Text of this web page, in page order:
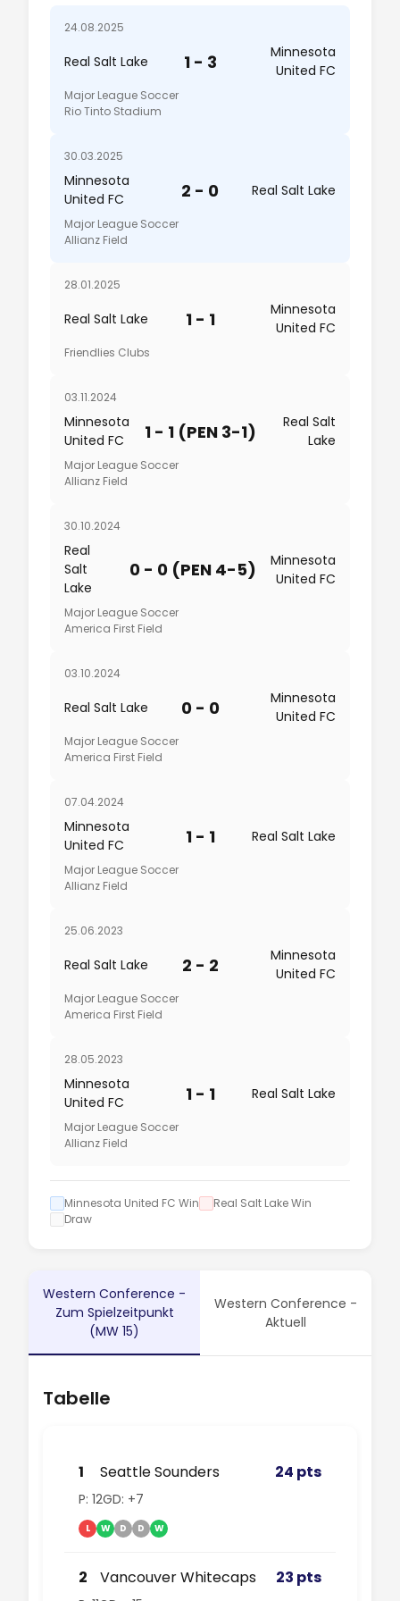
24.08.2025
Real Salt Lake 1 - 3
Minnesota
United FC
Major League Soccer
Rio Tinto Stadium
30.03.2025
Minnesota
United FC
2 - 0 Real Salt Lake
Major League Soccer
Allianz Field
28.01.2025
Real Salt Lake 1 - 1
Minnesota
United FC
Friendlies Clubs
03.11.2024
Minnesota
United FC
1 - 1 (PEN 3-1)
Real Salt
Lake
Major League Soccer
Allianz Field
30.10.2024
Real
Salt
Lake
0 - 0 (PEN 4-5)
Minnesota
United FC
Major League Soccer
America First Field
03.10.2024
Real Salt Lake 0 - 0
Minnesota
United FC
Major League Soccer
America First Field
07.04.2024
Minnesota
United FC
1 - 1 Real Salt Lake
Major League Soccer
Allianz Field
25.06.2023
Real Salt Lake 2 - 2
Minnesota
United FC
Major League Soccer
America First Field
28.05.2023
Minnesota
United FC
1 - 1 Real Salt Lake
Major League Soccer
Allianz Field
Minnesota United FC Win
Real Salt Lake Win
Draw
Western Conference -
Zum Spielzeitpunkt
(MW 15)
Western Conference -
Aktuell
Tabelle
1 Seattle Sounders 24 pts
P: 12GD: +7
L W D D W
2 Vancouver Whitecaps 23 pts